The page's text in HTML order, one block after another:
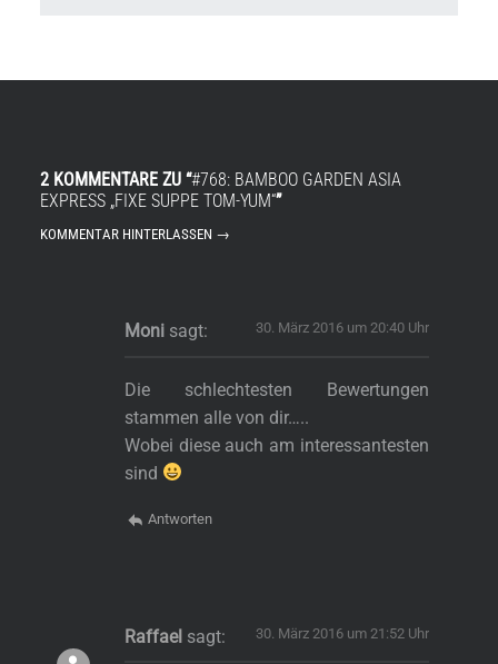
2 KOMMENTARE ZU “#768: BAMBOO GARDEN ASIA
EXPRESS „FIXE SUPPE TOM-YUM“”
KOMMENTAR HINTERLASSEN →
Moni sagt: 30. März 2016 um 20:40 Uhr
Die schlechtesten Bewertungen
stammen alle von dir…..
Wobei diese auch am interessantesten
sind
Antworten
Raffael sagt: 30. März 2016 um 21:52 Uhr